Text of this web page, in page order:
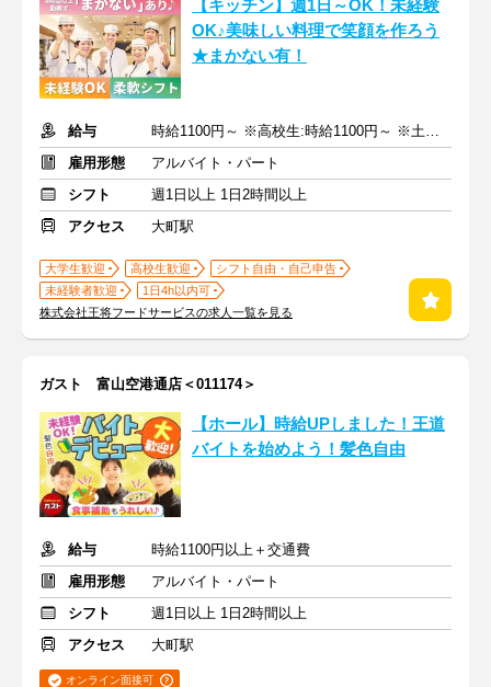
【キッチン】週1日～OK！未経験
OK♪美味しい料理で笑顔を作ろう
★まかない有！
給与
時給1100円～ ※高校生:時給1100円～ ※土日祝+200円
雇用形態
アルバイト・パート
シフト
週1日以上 1日2時間以上
アクセス
大町駅
大学生歓迎 高校生歓迎
シフト自由・自己申告
未経験者歓迎
1日4h以内可
株式会社王将フードサービスの求人一覧を見る
ガスト 富山空港通店＜011174＞
【ホール】時給UPしました！王道
バイトを始めよう！髪色自由
給与
時給1100円以上＋交通費
雇用形態
アルバイト・パート
シフト
週1日以上 1日2時間以上
アクセス
大町駅
オンライン面接可